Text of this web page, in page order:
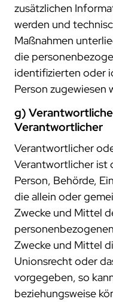
zusätzlichen
werden und
Maßnahmen
die
identifizierten oder
Person zugewiesen
g)
Verantwortlicher
Verantwortlicher
Verantwortlicher ist
Person, Behörde,
die allein oder
Zwecke und Mittel
Zwecke und Mittel
Unionsrecht oder
vorgegeben, so
beziehungsweise